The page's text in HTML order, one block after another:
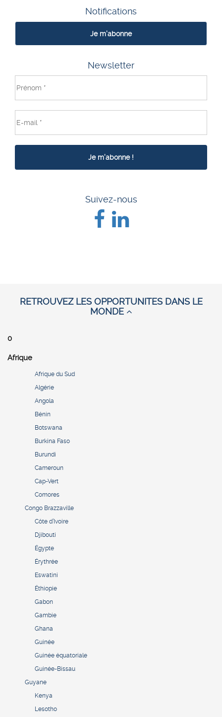
Notifications
Je m'abonne
Newsletter
Suivez-nous
RETROUVEZ LES OPPORTUNITES DANS LE
MONDE
0
Afrique
Afrique du Sud
Algérie
Angola
Bénin
Botswana
Burkina Faso
Burundi
Cameroun
Cap-Vert
Comores
Congo Brazzaville
Côte d’Ivoire
Djibouti
Égypte
Érythrée
Eswatini
Éthiopie
Gabon
Gambie
Ghana
Guinée
Guinée équatoriale
Guinée-Bissau
Guyane
Kenya
Lesotho